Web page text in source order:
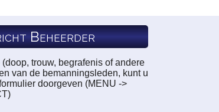
Beheerder
trouw, begrafenis of andere
van de bemanningsleden, kunt u
doorgeven (MENU ->